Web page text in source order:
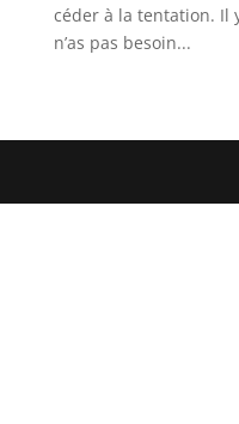
céder à la tentation. Il
n’as pas besoin...